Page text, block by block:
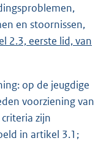
en stoornissen,
2.3, eerste lid, van
op de jeugdige
voorziening van
zijn
in artikel 3.1;